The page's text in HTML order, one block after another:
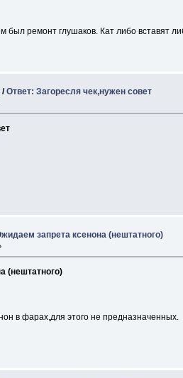
был ремонт глушаков. Кат либо вставят
/Ответ: Загоресля чек,нужен совет
запрета ксенона (нештатного)
(нештатного)
в фарах,для этого не предназначенных.